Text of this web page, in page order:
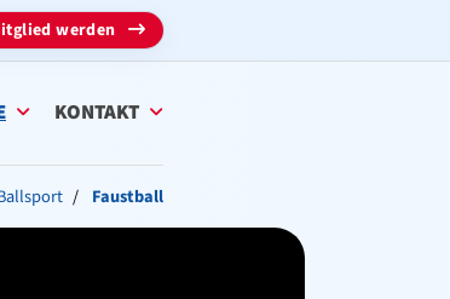
werden
KONTAKT
Faustball